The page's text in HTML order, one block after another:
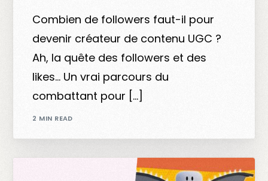
Combien de followers faut-il pour
devenir créateur de contenu UGC ?
Ah, la quête des followers et des
likes… Un vrai parcours du
combattant pour […]
2 MIN READ